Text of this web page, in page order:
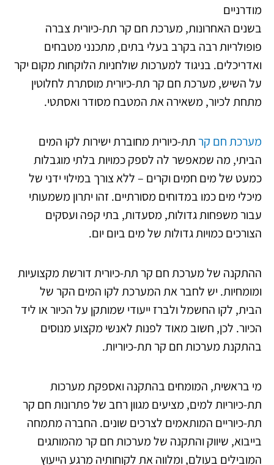
מודרניים
בשנים האחרונות, מערכת חם קר תת-כיורית צברה
פופולריות רבה בקרב בעלי בתים, מתכנני מטבחים
ואדריכלים. בניגוד למערכות שולחניות הלוקחות מקום יקר
על השיש, מערכת חם קר תת-כיורית מוסתרת לחלוטין
מתחת לכיור, משאירה את המטבח מסודר ואסתטי.
מערכת חם קרתת-כיורית מחוברת ישירות לקו המים
הביתי, מה שמאפשר לה לספק כמויות בלתי מוגבלות
כמעט של מים חמים וקרים – ללא צורך במילוי ידני של
מיכלי מים כמו במדוחים מסורתיים. זהו יתרון משמעותי
עבור משפחות גדולות, מסעדות, בתי קפה ועסקים
הצורכים כמויות גדולות של מים ביום יום.
ההתקנה של מערכת חם קר תת-כיורית דורשת מקצועיות
ומומחיות. יש לחבר את המערכת לקו המים הקר של
הבית, לקו החשמל ולברז ייעודי שמותקן על הכיור או ליד
הכיור. לכן, חשוב מאוד לפנות לאנשי מקצוע מנוסים
בהתקנת מערכות חם קר תת-כיוריות.
מי בראשית, המומחים בהתקנה ואספקת מערכות
תת-כיוריות למים, מציעים מגוון רחב של פתרונות חם קר
תת-כיוריים המותאמים לצרכים שונים. החברה מתמחה
בייבוא, שיווק והתקנה של מערכות חם קר מהמותגים
המובילים בעולם, ומלווה את לקוחותיה מרגע הייעוץ